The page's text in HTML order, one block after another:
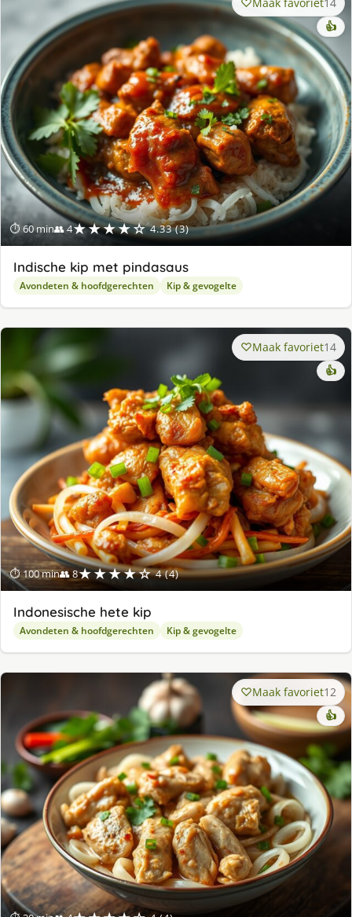
⏱ 60 min👥 4★★★★☆ 4.33 (3)
👍
Indische kip met pindasaus
Avondeten & hoofdgerechten Kip & gevogelte
⏱ 100 min👥 8★★★★☆ 4 (4)
Maak favoriet14
👍
Indonesische hete kip
Avondeten & hoofdgerechten Kip & gevogelte
Maak favoriet12
👍